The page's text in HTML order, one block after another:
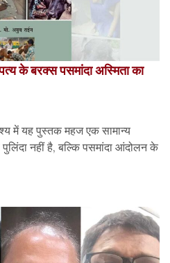
के बरक्स पसमांदा अस्मिता का
में यह पुस्तक महज एक सामान्य
नहीं है, बल्कि पसमांदा आंदोलन के